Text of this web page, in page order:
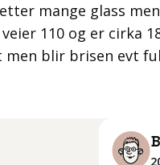
mange glass
110 og er cirka
men blir brisen evt